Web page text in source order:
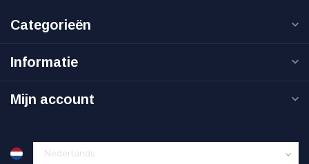
Categorieën
Informatie
Mijn account